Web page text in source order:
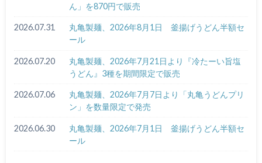
ん」を870円で販売
2026.07.31
丸亀製麺、2026年8月1日 釜揚げうどん半額セ
ール
2026.07.20
丸亀製麺、2026年7月21日より『冷たーい旨塩
うどん』3種を期間限定で販売
2026.07.06
丸亀製麺、2026年7月7日より「丸亀うどんプリ
ン」を数量限定で発売
2026.06.30
丸亀製麺、2026年7月1日 釜揚げうどん半額セ
ール